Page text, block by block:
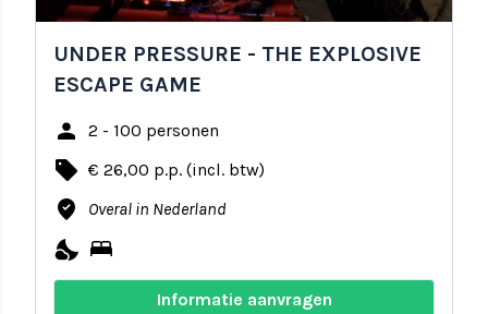
UNDER PRESSURE - THE EXPLOSIVE
ESCAPE GAME
person 2 - 100 personen
local_offer € 26,00 p.p. (incl. btw)
where_to_vote Overal in Nederland
nights_stay bed
Informatie aanvragen